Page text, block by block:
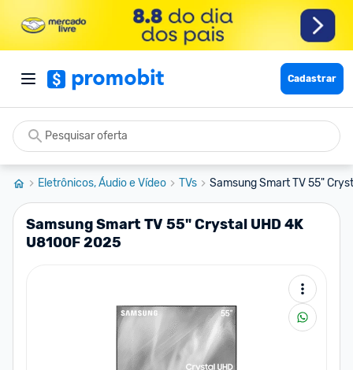
Cadastrar
Eletrônicos, Áudio e Vídeo TVs Samsung Smart TV 55"
Samsung Smart TV 55" Crystal UHD 4K
U8100F 2025